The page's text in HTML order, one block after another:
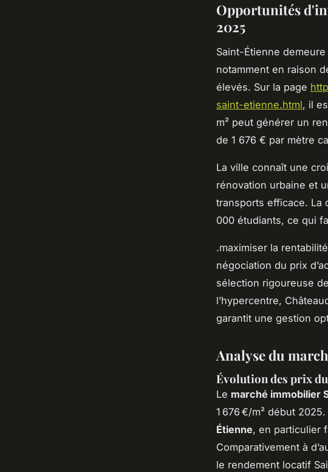
Opportunités
2025
Saint-Étienne
notamment en raison
élevés. Sur la page
saint-etienne.html, il
m² peut générer un
de 1 676 € par mètre
La ville connaît une
rénovation urbaine et
transports efficace. La
000 étudiants, ce qui
.maximiser la
négociation du prix
sélection rigoureuse
l’hypercentre,
garantit une gestion
Analyse du
Évolution des prix
Le marché immobilier
1 676 €/m² début
Étienne, en particulier
Comparativement à
le rendement locatif